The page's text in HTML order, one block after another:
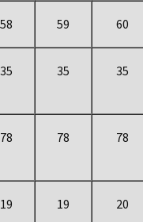
58 59 60
35 35 35
78 78 78
19 19 20